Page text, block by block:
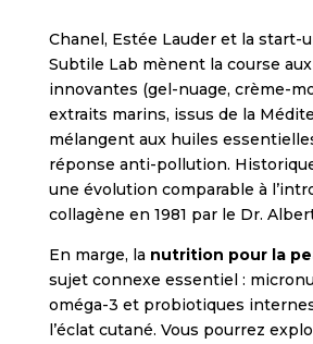
Chanel, Estée Lauder et la start-
Subtile Lab mènent la course
innovantes (gel-nuage, crème-
extraits marins, issus de la
mélangent aux huiles
réponse anti-pollution.
une évolution comparable à
collagène en 1981 par le Dr.
En marge, la nutrition pour la
sujet connexe essentiel :
oméga-3 et probiotiques
l’éclat cutané. Vous pourrez